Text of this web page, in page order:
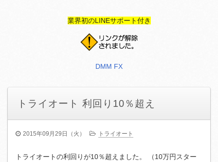
業界初のLINEサポート付き
DMM FX
トライオート 利回り10％超え
2015年09月29日（火） トライオート
トライオートの利回りが10％超えました。 （10万円スター